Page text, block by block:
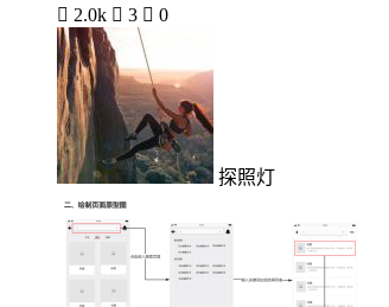
 2.0k  3  0
探照灯